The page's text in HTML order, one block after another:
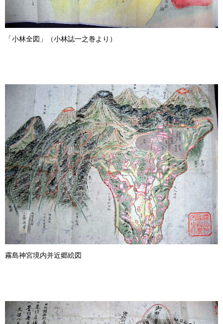
「小林全図」（小林誌一之巻より）
霧島神宮境内并近郷絵図